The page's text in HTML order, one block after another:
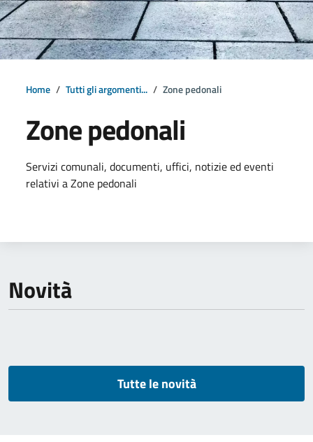
Home Tutti gli argomenti... Zone pedonali
Zone pedonali
Dettagli della notizia
Servizi comunali, documenti, uffici, notizie ed eventi
relativi a Zone pedonali
Novità
Tutte le novità